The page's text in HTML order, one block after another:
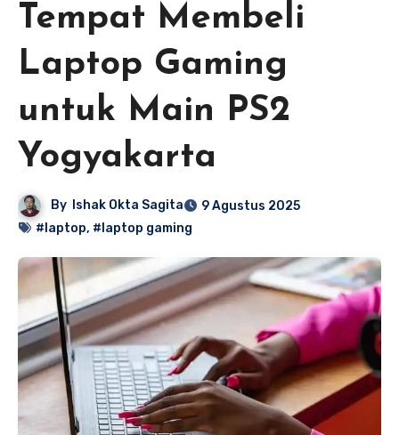
Tempat Membeli
Laptop Gaming
untuk Main PS2
Yogyakarta
By Ishak Okta Sagita
9 Agustus 2025
#laptop, #laptop gaming